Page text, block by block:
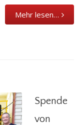
Mehr lesen…
Spende
von